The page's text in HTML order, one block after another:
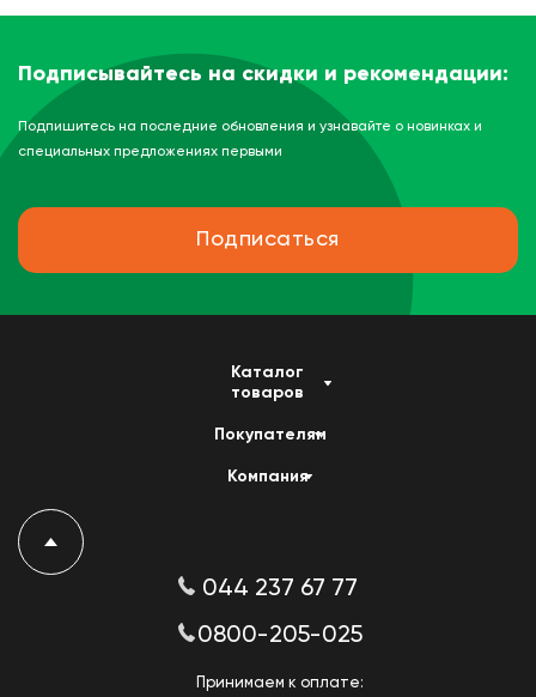
Подписывайтесь на скидки и рекомендации:
Подпишитесь на последние обновления и узнавайте о новинках и
специальных предложениях первыми
Подписаться
Каталог
товаров
Покупателям
Компания
044 237 67 77
0800-205-025
Принимаем к оплате: